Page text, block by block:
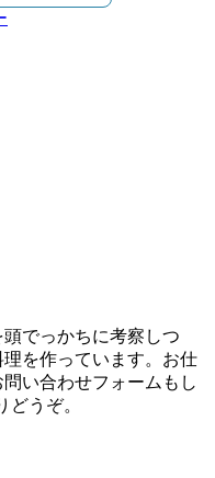
でっかちに考察しつ
を作っています。お仕
い合わせフォームもし
どうぞ。